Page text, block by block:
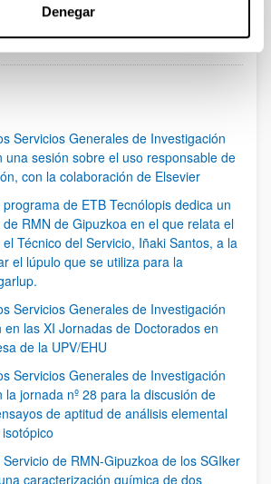
Denegar
Servicios Generales de Investigación
una sesión sobre el uso responsable de
con la colaboración de Elsevier
de ETB Tecnólopis dedica un
RMN de Gipuzkoa en el que relata el
Técnico del Servicio, Iñaki Santos, a la
el lúpulo que se utiliza para la
Servicios Generales de Investigación
en las XI Jornadas de Doctorados en
de la UPV/EHU
Servicios Generales de Investigación
la jornada nº 28 para la discusión de
de aptitud de análisis elemental
de RMN-Gipuzkoa de los SGIker
caracterización química de dos